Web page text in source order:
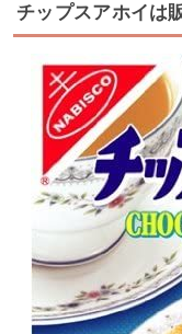
チップスアホイは